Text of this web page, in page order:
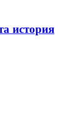
история